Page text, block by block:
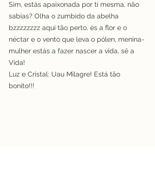
Sim, estás apaixonada por ti mesma, não
sabias? Olha o zumbido da abelha
bzzzzzzzz aqui tão perto, és a flor e o
néctar e o vento que leva o pólen, menina-
mulher estás a fazer nascer a vida, sê a
Vida!
Luz e Cristal: Uau Milagre! Está tão
bonito!!!